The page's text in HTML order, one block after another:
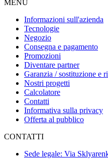
MENU
Informazioni sull'azienda
Tecnologie
Negozio
Consegna e pagamento
Promozioni
Diventare partner
Garanzia / sostituzione e
Nostri progetti
Calcolatore
Contatti
Informativa sulla privacy
Offerta al pubblico
CONTATTI
Sede legale: Via